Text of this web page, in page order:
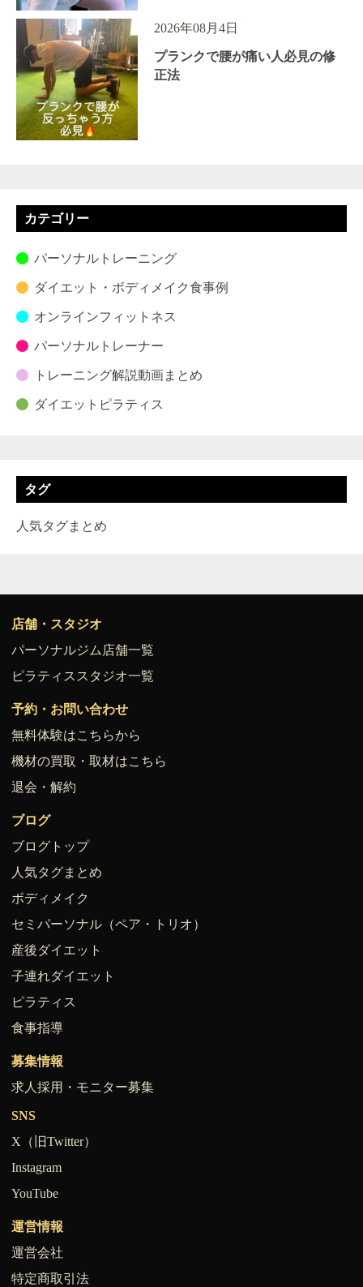
2026年08月4日
プランクで腰が痛い人必見の修
正法
カテゴリー
パーソナルトレーニング
ダイエット・ボディメイク食事例
オンラインフィットネス
パーソナルトレーナー
トレーニング解説動画まとめ
ダイエットピラティス
タグ
人気タグまとめ
店舗・スタジオ
パーソナルジム店舗一覧
ピラティススタジオ一覧
予約・お問い合わせ
無料体験はこちらから
機材の買取・取材はこちら
退会・解約
ブログ
ブログトップ
人気タグまとめ
ボディメイク
セミパーソナル（ペア・トリオ）
産後ダイエット
子連れダイエット
ピラティス
食事指導
募集情報
求人採用・モニター募集
SNS
X（旧Twitter）
Instagram
YouTube
運営情報
運営会社
特定商取引法